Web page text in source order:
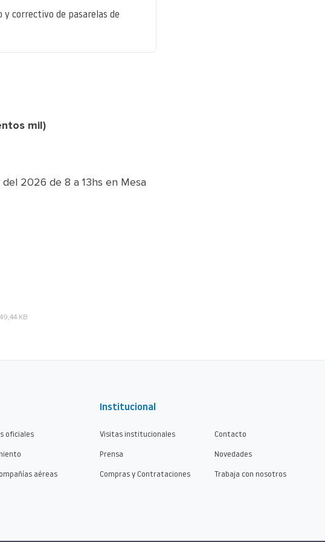
correctivo de pasarelas de
mil)
2026 de 8 a 13hs en Mesa
KB
oficiales
aéreas
Institucional
Visitas institucionales Contacto
Prensa Novedades
Compras y Contrataciones Trabaja con nosotros